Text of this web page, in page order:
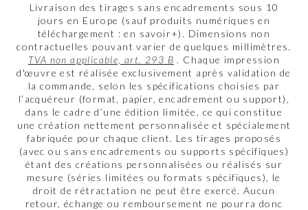
Livraison des tirages sans encadrements sous 10
jours en Europe (sauf produits numériques en
téléchargement : en savoir+). Dimensions non
contractuelles pouvant varier de quelques millimètres.
TVA non applicable, art. 293 B . Chaque impression
d'œuvre est réalisée exclusivement après validation de
la commande, selon les spécifications choisies par
l’acquéreur (format, papier, encadrement ou support),
dans le cadre d’une édition limitée, ce qui constitue
une création nettement personnalisée et spécialement
fabriquée pour chaque client. Les tirages proposés
(avec ou sans encadrements ou supports spécifiques)
étant des créations personnalisées ou réalisés sur
mesure (séries limitées ou formats spécifiques), le
droit de rétractation ne peut être exercé. Aucun
retour, échange ou remboursement ne pourra donc